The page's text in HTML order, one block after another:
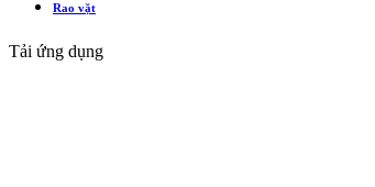
Rao vặt
Tải ứng dụng